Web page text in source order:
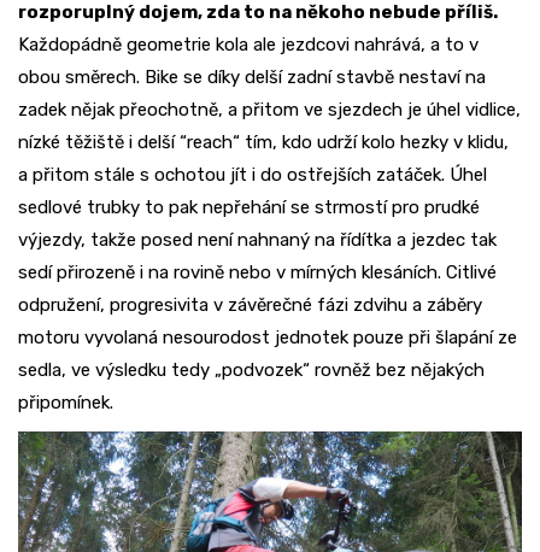
rozporuplný dojem, zda to na někoho nebude příliš.
Každopádně geometrie kola ale jezdcovi nahrává, a to v
obou směrech. Bike se díky delší zadní stavbě nestaví na
zadek nějak přeochotně, a přitom ve sjezdech je úhel vidlice,
nízké těžiště i delší “reach“ tím, kdo udrží kolo hezky v klidu,
a přitom stále s ochotou jít i do ostřejších zatáček. Úhel
sedlové trubky to pak nepřehání se strmostí pro prudké
výjezdy, takže posed není nahnaný na řídítka a jezdec tak
sedí přirozeně i na rovině nebo v mírných klesáních. Citlivé
odpružení, progresivita v závěrečné fázi zdvihu a záběry
motoru vyvolaná nesourodost jednotek pouze při šlapání ze
sedla, ve výsledku tedy „podvozek“ rovněž bez nějakých
připomínek.